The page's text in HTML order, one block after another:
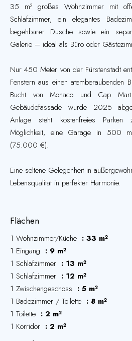
35 m² großes Wohnzimmer mit
Schlafzimmer, ein elegantes
begehbarer Dusche sowie ein
Galerie – ideal als Büro oder
Nur 450 Meter von der Fürstenstadt
Fenstern aus einen atemberaubenden
Bucht von Monaco und Cap
Gebäudefassade wurde 2025
Anlage steht kostenfreies
Möglichkeit, eine Garage in 500
(75.000 €).
Eine seltene Gelegenheit in
Lebensqualität in perfekter Harmonie.
Flächen
1 Wohnzimmer/Küche
33 m²
1 Eingang
9 m²
1 Schlafzimmer
13 m²
1 Schlafzimmer
12 m²
1 Zwischengeschoss
5 m²
1 Badezimmer / Toilette
8 m²
1 Toilette
2 m²
1 Korridor
2 m²